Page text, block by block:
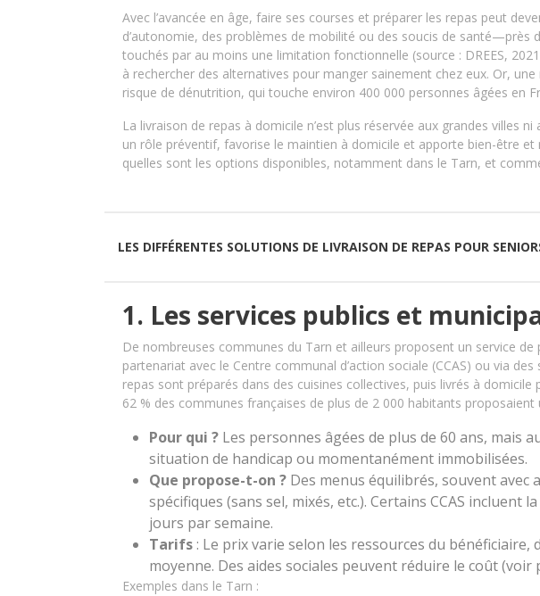
Avec l’avancée en âge, faire ses courses et préparer les repas peut
d’autonomie, des problèmes de mobilité ou des soucis de santé—près
touchés par au moins une limitation fonctionnelle (source : DREES,
à rechercher des alternatives pour manger sainement chez eux. Or,
risque de dénutrition, qui touche environ 400 000 personnes âgées en
La livraison de repas à domicile n’est plus réservée aux grandes villes ni
un rôle préventif, favorise le maintien à domicile et apporte bien-être
quelles sont les options disponibles, notamment dans le Tarn, et
LES DIFFÉRENTES SOLUTIONS DE LIVRAISON DE REPAS POUR
1. Les services publics et
De nombreuses communes du Tarn et ailleurs proposent un service
partenariat avec le Centre communal d’action sociale (CCAS) ou via
repas sont préparés dans des cuisines collectives, puis livrés à domicile
62 % des communes françaises de plus de 2 000 habitants
Pour qui ? Les personnes âgées de plus de 60 ans, mais
situation de handicap ou momentanément immobilisées.
Que propose-t-on ? Des menus équilibrés, souvent avec
spécifiques (sans sel, mixés, etc.). Certains CCAS incluent
jours par semaine.
Tarifs : Le prix varie selon les ressources du bénéficiaire,
moyenne. Des aides sociales peuvent réduire le coût (voir
Exemples dans le Tarn :